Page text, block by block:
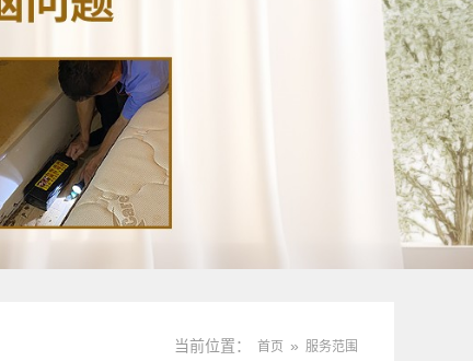
当前位置： 首页 » 服务范围